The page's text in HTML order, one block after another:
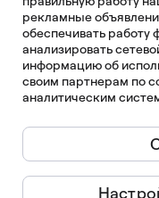
рекламные
обеспечивать работу
анализировать
информацию об
своим партнерам по
аналитическим